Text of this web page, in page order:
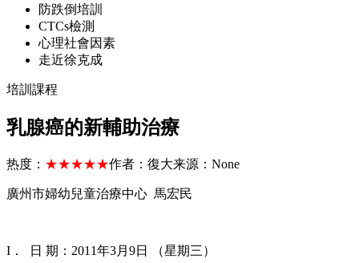
防跌倒培訓
CTCs檢測
心理社會因素
走近徐克成
培訓課程
乳腺癌的新輔助治療
热度： ★★★★★作者： 復大来源： None
廣州市婦幼兒童治療中心 馬宏民
I． 日 期：2011年3月9日 （星期三）